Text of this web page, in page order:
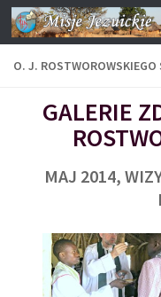
Przejdź do treści
O. J. ROSTWOROWSKIEGO
GALERIE
MAJ 2014,